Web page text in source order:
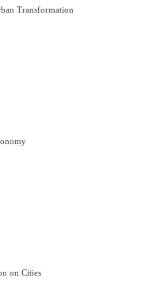
Transformation
on Cities